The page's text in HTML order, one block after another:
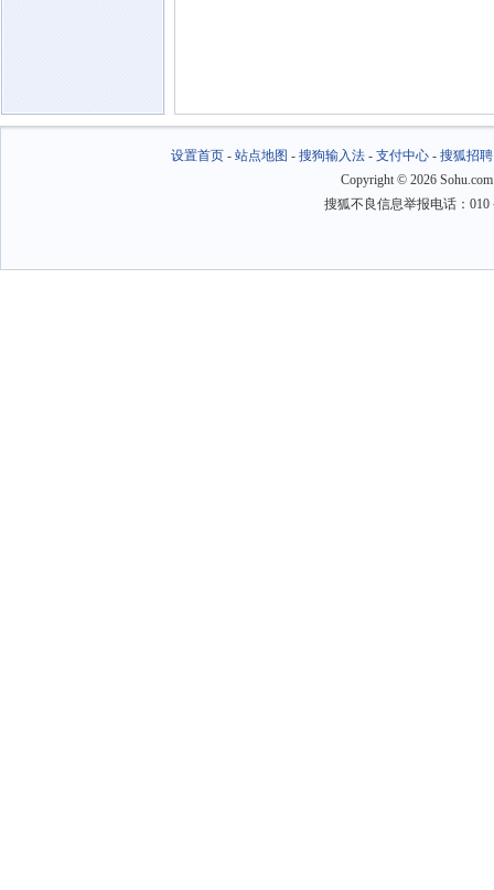
设置首页- 站点地图 - 搜狗输入法- 支付中心- 搜狐招聘
Copyright © 2026
搜狐不良信息举报电话：010